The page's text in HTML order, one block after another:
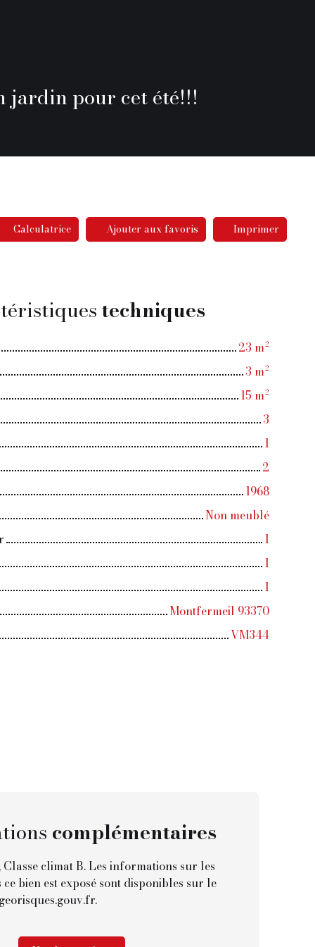
jardin pour cet été!!!
Calculatrice Ajouter aux favoris Imprimer
techniques
23 m²
3 m²
15 m²
3
1
2
1968
Non meublé
1
1
1
Montfermeil 93370
VM344
complémentaires
Classe climat B. Les informations sur les
bien est exposé sont disponibles sur le